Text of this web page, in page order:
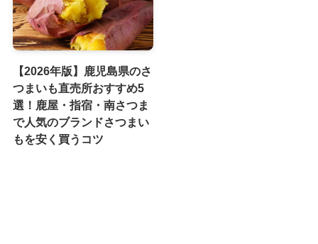
【2026年版】鹿児島県のさ
つまいも直売所おすすめ5
選！鹿屋・指宿・南さつま
で人気のブランドさつまい
もを安く買うコツ